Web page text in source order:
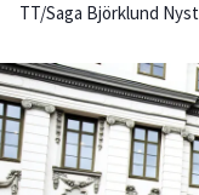
TT/Saga Björklund